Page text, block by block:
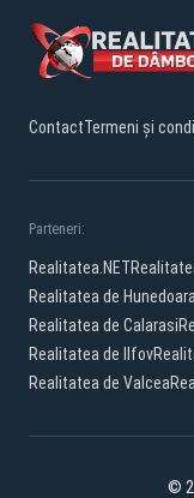
ContactTermeni și
Parteneri:
Realitatea.NET
Realitatea de Hunedoara
Realitatea de Calarasi
Realitatea de Ilfov
Realitatea de Valcea
©